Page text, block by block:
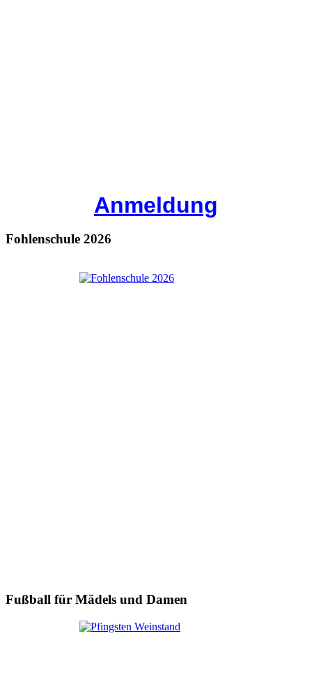
Anmeldung
Fohlenschule 2026
Fußball für Mädels und Damen